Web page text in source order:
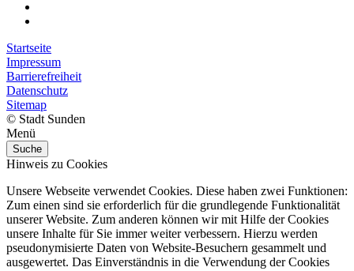
Startseite
Impressum
Barrierefreiheit
Datenschutz
Sitemap
© Stadt Sunden
Menü
Suche
Hinweis zu Cookies
Unsere Webseite verwendet Cookies. Diese haben zwei Funktionen:
Zum einen sind sie erforderlich für die grundlegende Funktionalität
unserer Website. Zum anderen können wir mit Hilfe der Cookies
unsere Inhalte für Sie immer weiter verbessern. Hierzu werden
pseudonymisierte Daten von Website-Besuchern gesammelt und
ausgewertet. Das Einverständnis in die Verwendung der Cookies